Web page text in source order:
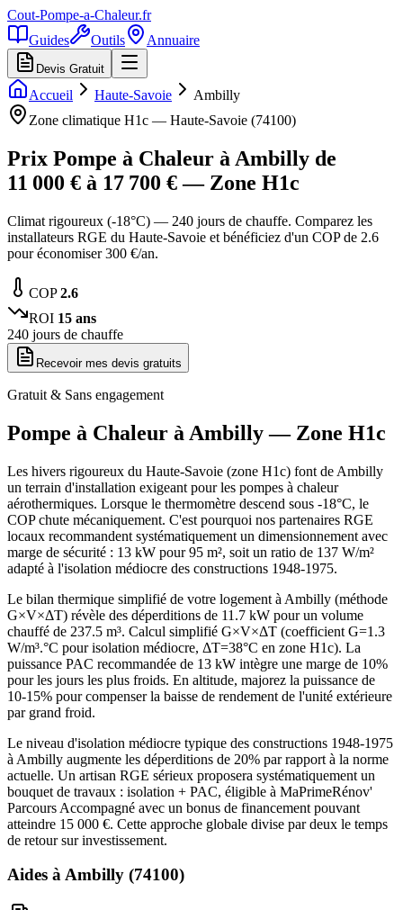
Cout-Pompe-a-Chaleur.fr
Guides
Outils Annuaire
Devis Gratuit
Accueil Haute-Savoie
Ambilly
Zone climatique H1c — Haute-Savoie (74100)
Prix Pompe à Chaleur à Ambilly de
11 000 € à 17 700 € — Zone H1c
Climat rigoureux (-18°C) — 240 jours de chauffe. Comparez les
installateurs RGE du Haute-Savoie et bénéficiez d'un COP de 2.6
pour économiser 300 €/an.
COP2.6
ROI 15 ans
240 jours de chauffe
Recevoir mes devis gratuits
Gratuit & Sans engagement
Pompe à Chaleur à Ambilly— Zone H1c
Les hivers rigoureux du Haute-Savoie (zone H1c) font de Ambilly
un terrain d'installation exigeant pour les pompes à chaleur
aérothermiques. Lorsque le thermomètre descend sous -18°C, le
COP chute mécaniquement. C'est pourquoi nos partenaires RGE
locaux recommandent systématiquement un dimensionnement avec
marge de sécurité : 13 kW pour 95 m², soit un ratio de 137 W/m²
adapté à l'isolation médiocre des constructions 1948-1975.
Le bilan thermique simplifié de votre logement à Ambilly (méthode
G×V×ΔT) révèle des déperditions de 11.7 kW pour un volume
chauffé de 237.5 m³. Calcul simplifié G×V×ΔT (coefficient G=1.3
W/m³.°C pour isolation médiocre, ΔT=38°C en zone H1c). La
puissance PAC recommandée de 13 kW intègre une marge de 10%
pour les jours les plus froids. En altitude, majorez la puissance de
10-15% pour compenser la baisse de rendement de l'unité extérieure
par grand froid.
Le niveau d'isolation médiocre typique des constructions 1948-1975
à Ambilly augmente les déperditions de 20% par rapport à la norme
actuelle. Un artisan RGE sérieux proposera systématiquement un
bouquet de travaux : isolation + PAC, éligible à MaPrimeRénov'
Parcours Accompagné avec un bonus de financement pouvant
atteindre 15 000 €. Cette approche globale divise par deux le temps
de retour sur investissement.
Aides àAmbilly (74100)